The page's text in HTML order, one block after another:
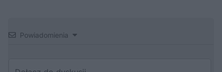
Powiadomienia